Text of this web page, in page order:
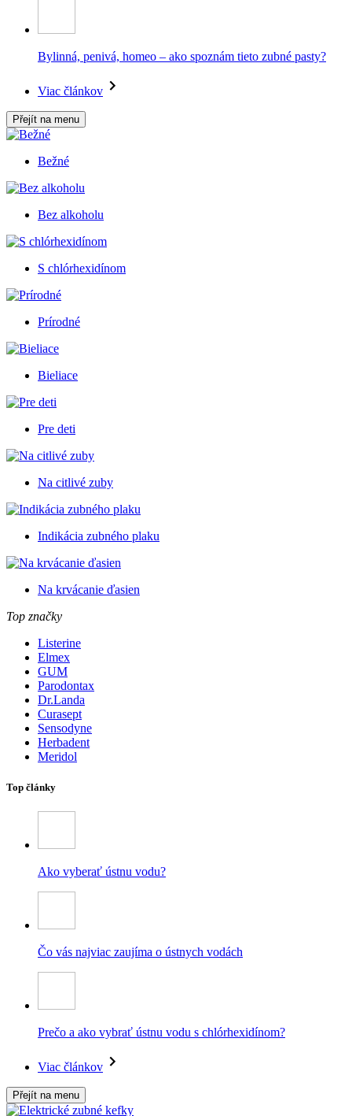
Bylinná, penivá, homeo – ako spoznám tieto zubné pasty?
Viac článkov
Přejít na menu
Bežné
Bez alkoholu
S chlórhexidínom
Prírodné
Bieliace
Pre deti
Na citlivé zuby
Indikácia zubného plaku
Na krvácanie ďasien
Top značky
Listerine
Elmex
GUM
Parodontax
Dr.Landa
Curasept
Sensodyne
Herbadent
Meridol
Top články
Ako vyberať ústnu vodu?
Čo vás najviac zaujíma o ústnych vodách
Prečo a ako vybrať ústnu vodu s chlórhexidínom?
Viac článkov
Přejít na menu